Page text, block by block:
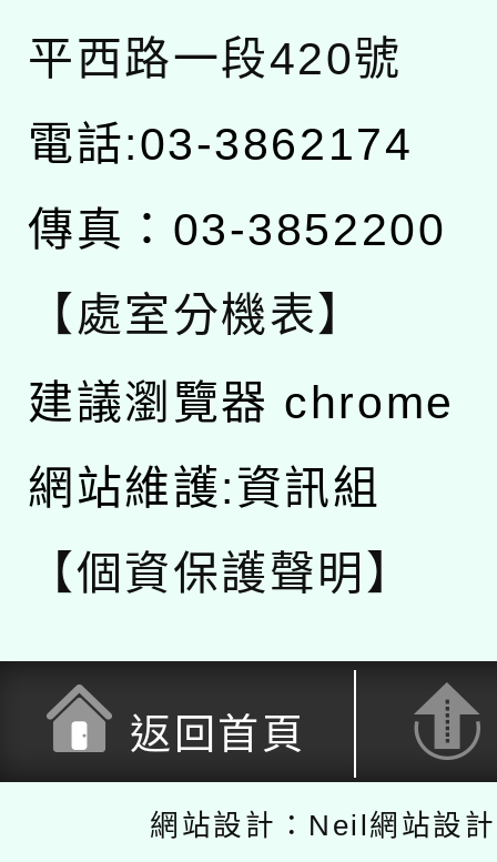
平西路一段420號
電話:03-3862174
傳真：03-3852200
【處室分機表】
建議瀏覽器 chrome
網站維護:資訊組
【個資保護聲明】
返回首頁
網站設計：Neil網站設